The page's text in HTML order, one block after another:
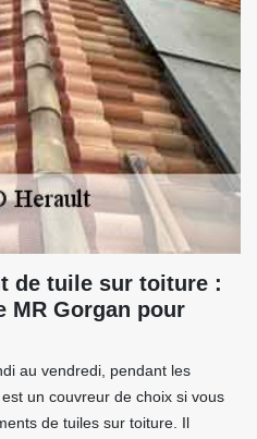
de tuile sur toiture :
MR Gorgan pour
au vendredi, pendant les
un couvreur de choix si vous
de tuiles sur toiture. Il